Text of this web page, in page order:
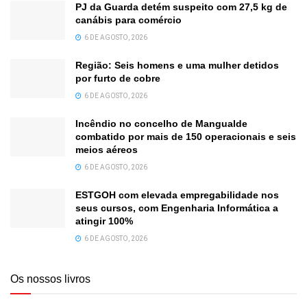
PJ da Guarda detém suspeito com 27,5 kg de
canábis para comércio
6 DE AGOSTO, 2026
Região: Seis homens e uma mulher detidos
por furto de cobre
6 DE AGOSTO, 2026
Incêndio no concelho de Mangualde
combatido por mais de 150 operacionais e seis
meios aéreos
6 DE AGOSTO, 2026
ESTGOH com elevada empregabilidade nos
seus cursos, com Engenharia Informática a
atingir 100%
6 DE AGOSTO, 2026
Os nossos livros